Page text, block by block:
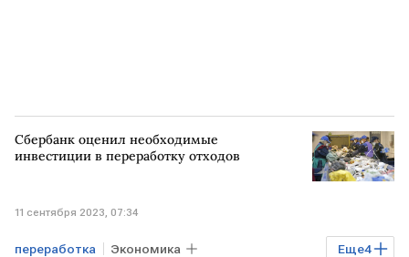
Сбербанк оценил необходимые
инвестиции в переработку отходов
11 сентября 2023, 07:34
Еще4
переработка Экономика